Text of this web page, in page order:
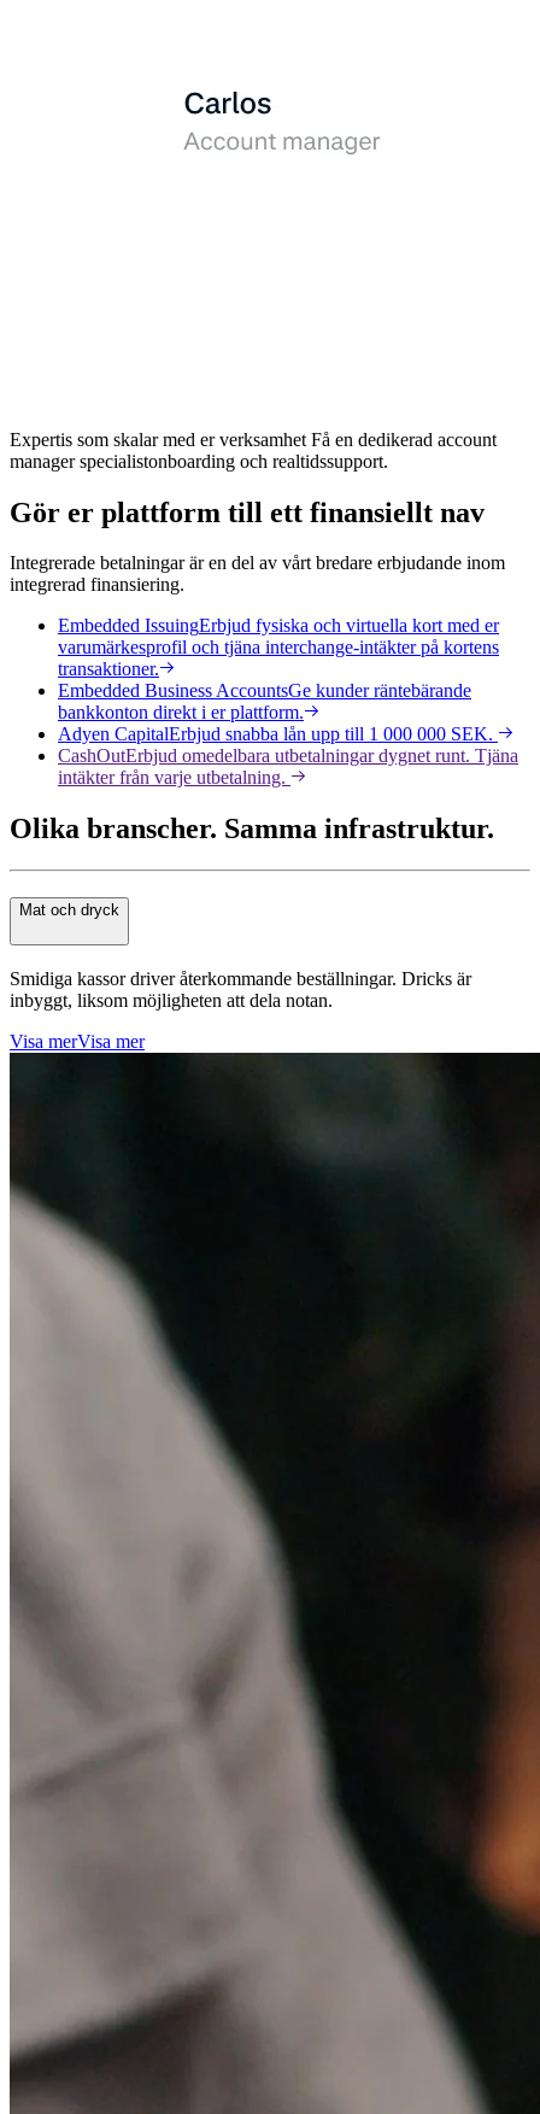
Expertis som skalar med er verksamhet Få en dedikerad account
manager specialistonboarding och realtidssupport.
Gör er plattform till ett finansiellt nav
Integrerade betalningar är en del av vårt bredare erbjudande inom
integrerad finansiering.
Embedded IssuingErbjud fysiska och virtuella kort med er
varumärkesprofil och tjäna interchange-intäkter på kortens
transaktioner.
Embedded Business AccountsGe kunder räntebärande
bankkonton direkt i er plattform.
Adyen CapitalErbjud snabba lån upp till 1 000 000 SEK.
CashOutErbjud omedelbara utbetalningar dygnet runt. Tjäna
intäkter från varje utbetalning.
Olika branscher. Samma infrastruktur.
Mat och dryck
Smidiga kassor driver återkommande beställningar. Dricks är
inbyggt, liksom möjligheten att dela notan.
Visa merVisa mer